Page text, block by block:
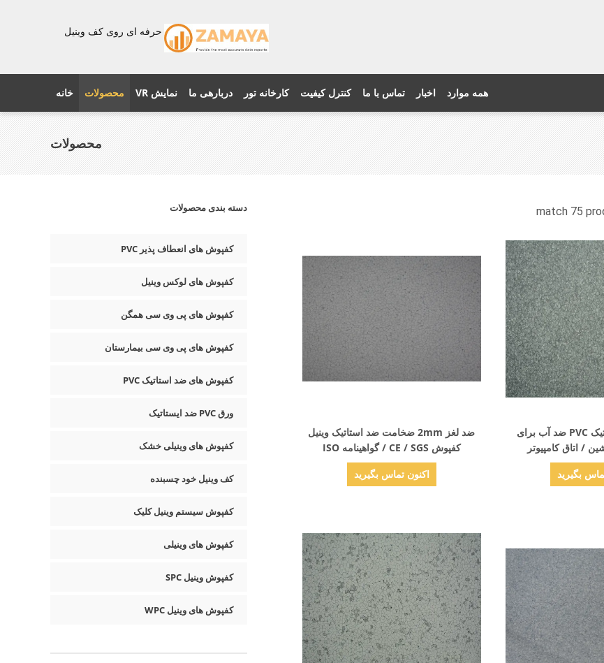
حرفه ای روی کف وینیل
خانه محصولات نمایش VR دربارهی ما کارخانه تور کنترل کیفیت تماس با ما اخبار همه موارد
محصولات
دسته بندی محصولات
کفپوش های انعطاف پذیر PVC
کفپوش های لوکس وینیل
کفپوش های پی وی سی همگن
کفپوش های پی وی سی بیمارستان
کفپوش های ضد استاتیک PVC
ورق PVC ضد ایستاتیک
کفپوش های وینیلی خشک
کف وینیل خود چسبنده
کفپوش سیستم وینیل کلیک
کفپوش های وینیلی
کفپوش وینیل SPC
کفپوش های وینیل WPC
ضد لغز 2mm ضخامت ضد استاتیک وینیل
کفپوش CE / SGS / گواهینامه ISO
اکنون تماس بگیرید
کفپوش ضد ایستاتیک PVC ضد آب برای
/ اتاق کامپیوتر
بگیرید